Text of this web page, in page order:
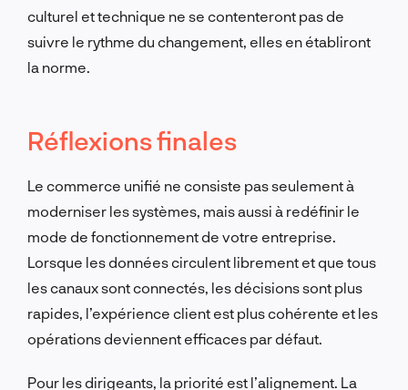
culturel et technique ne se contenteront pas de
suivre le rythme du changement, elles en établiront
la norme.
Réflexions finales
Le commerce unifié ne consiste pas seulement à
moderniser les systèmes, mais aussi à redéfinir le
mode de fonctionnement de votre entreprise.
Lorsque les données circulent librement et que tous
les canaux sont connectés, les décisions sont plus
rapides, l’expérience client est plus cohérente et les
opérations deviennent efficaces par défaut.
Pour les dirigeants, la priorité est l’alignement. La